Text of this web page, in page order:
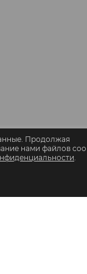
Продолжая
нами файлов
.